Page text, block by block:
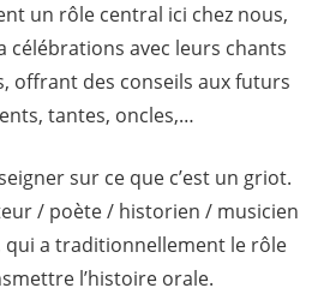
un rôle central ici chez nous,
célébrations avec leurs chants
offrant des conseils aux futurs
tantes, oncles,…
sur ce que c’est un griot.
/ poète / historien / musicien
qui a traditionnellement le rôle
l’histoire orale.